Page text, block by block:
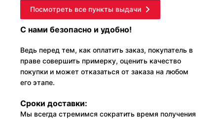
Посмотреть все пункты выдачи
С нами безопасно и удобно!
Ведь перед тем, как оплатить заказ, покупатель в
праве совершить примерку, оценить качество
покупки и может отказаться от заказа на любом
его этапе.
Сроки доставки:
Мы всегда стремимся сократить время получения